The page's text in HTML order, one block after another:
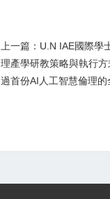
上一篇：U.N IAE國際
理產學研教策略與執行
過首份AI人工智慧倫理的